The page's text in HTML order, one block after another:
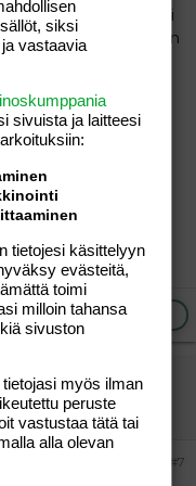
lemmikkejä, ei
sopivia. Valtavan
uhrata aikaa
yksikökohtaista
ovat yöeläimiä,
jotka päivät
nukkuivat
nopeasti tottuu
hyvä,
kaksi samaa
niistä.
Vastaa
#7
siksi
vastaavia
sivuista ja laitteesi
tietojesi käsittelyyn
evästeitä,
toimi
milloin tahansa
sivuston
myös ilman
peruste
vastustaa tätä tai
alla olevan